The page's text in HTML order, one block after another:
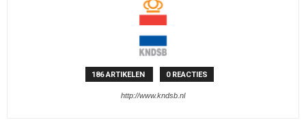
186 ARTIKELEN 0 REACTIES
http://www.kndsb.nl